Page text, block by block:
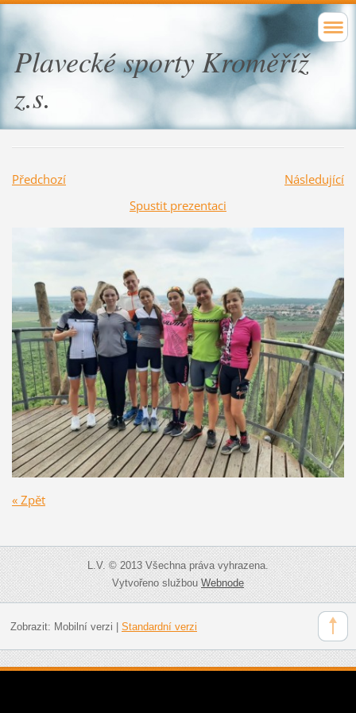
Plavecké sporty Kroměříž
z.s.
Předchozí
Následující
Spustit prezentaci
« Zpět
L.V. © 2013 Všechna práva vyhrazena.
Vytvořeno službouWebnode
Zobrazit: Mobilní verzi Standardní verzi